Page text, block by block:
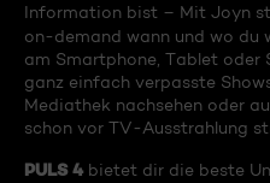
Information bist – Mit Joyn
on-demand wann und wo du
am Smartphone, Tablet
ganz einfach verpasste
Mediathek nachsehen oder
schon vor TV-Ausstrahlung
PULS 4 bietet dir die beste